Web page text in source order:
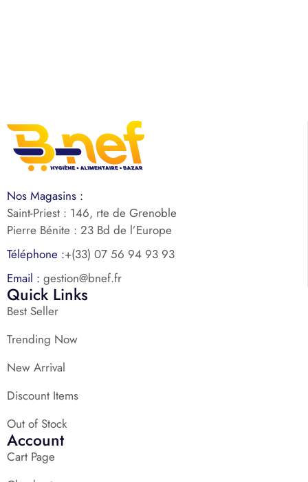
Nos Magasins :
Saint-Priest : 146, rte de Grenoble
Pierre Bénite : 23 Bd de l’Europe
Téléphone :+(33) 07 56 94 93 93
Email : gestion@bnef.fr
Quick Links
Best Seller
Trending Now
New Arrival
Discount Items
Out of Stock
Account
Cart Page